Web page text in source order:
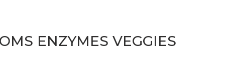
ENZYMES VEGGIES